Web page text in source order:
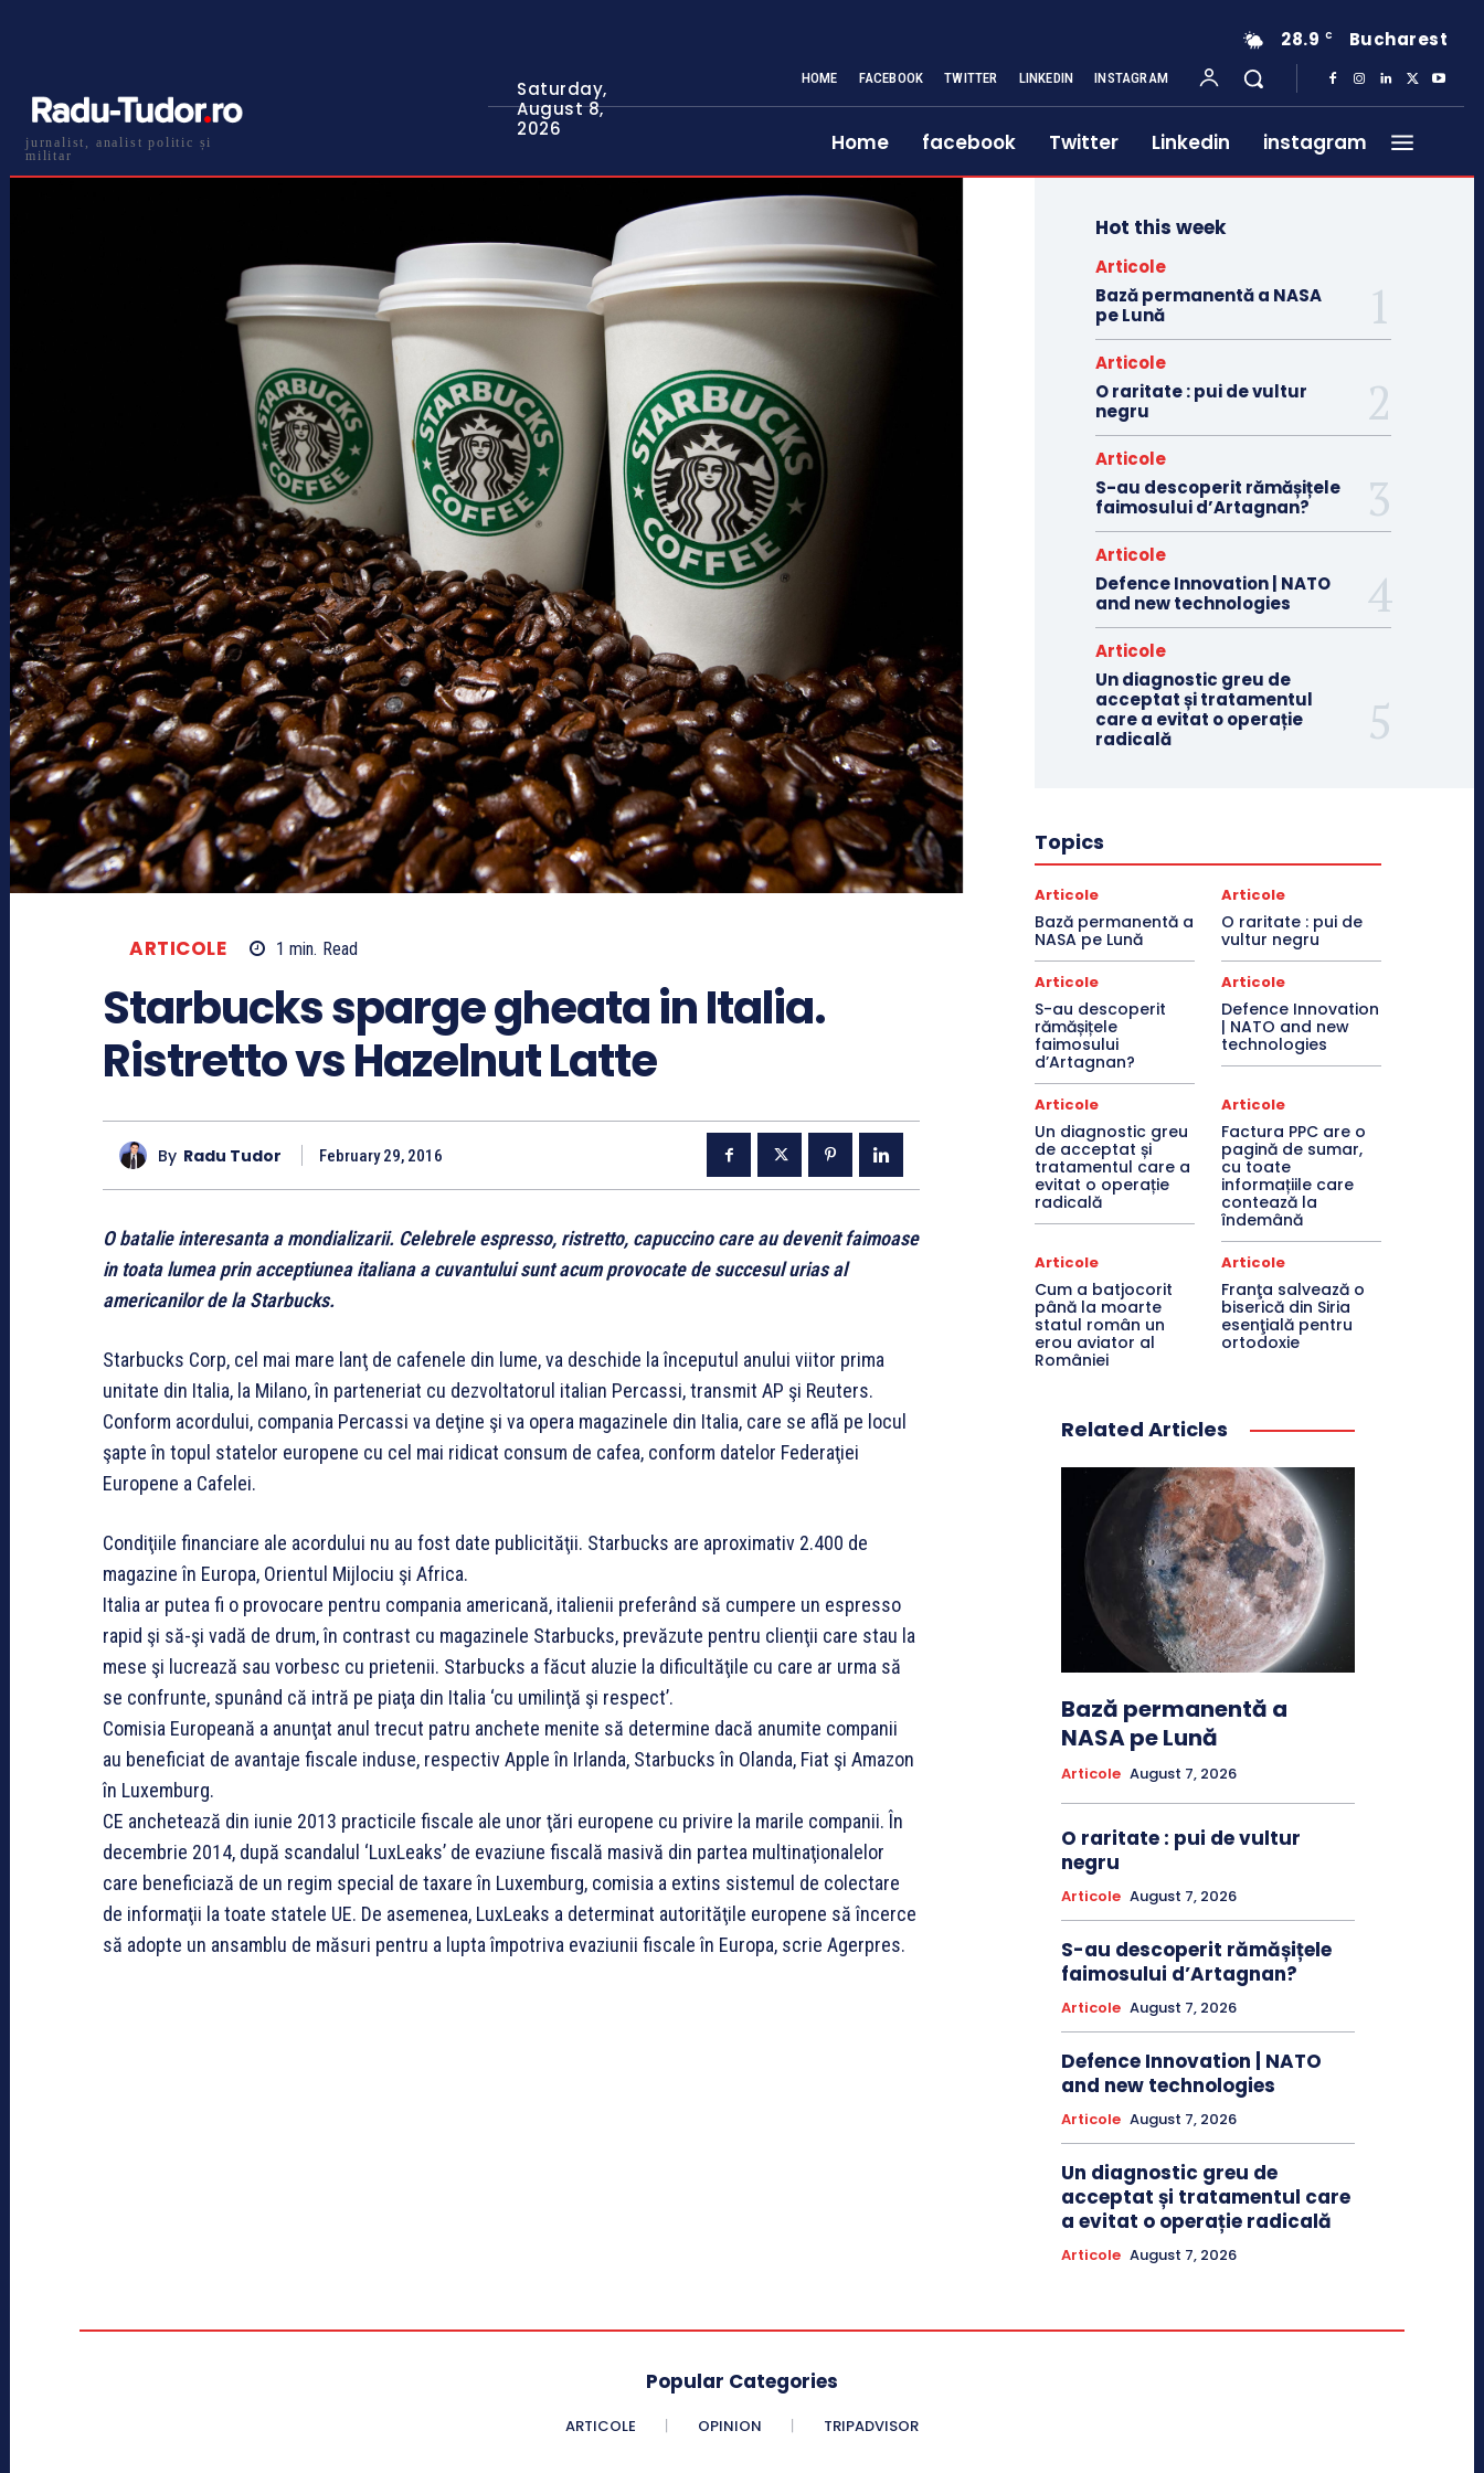
jurnalist, analist politic și
militar
Saturday,
August 8,
2026
28.9 C Bucharest
HOME FACEBOOK TWITTER LINKEDIN INSTAGRAM
Home facebook Twitter Linkedin instagram
ARTICOLE 1 min. Read
Starbucks sparge gheata in Italia.
Ristretto vs Hazelnut Latte
By Radu Tudor February 29, 2016
O batalie interesanta a mondializarii. Celebrele espresso, ristretto, capuccino care au devenit faimoase
in toata lumea prin acceptiunea italiana a cuvantului sunt acum provocate de succesul urias al
americanilor de la Starbucks.
Starbucks Corp, cel mai mare lanţ de cafenele din lume, va deschide la începutul anului viitor prima
unitate din Italia, la Milano, în parteneriat cu dezvoltatorul italian Percassi, transmit AP şi Reuters.
Conform acordului, compania Percassi va deţine şi va opera magazinele din Italia, care se află pe locul
şapte în topul statelor europene cu cel mai ridicat consum de cafea, conform datelor Federaţiei
Europene a Cafelei.
Condiţiile financiare ale acordului nu au fost date publicităţii. Starbucks are aproximativ 2.400 de
magazine în Europa, Orientul Mijlociu şi Africa.
Italia ar putea fi o provocare pentru compania americană, italienii preferând să cumpere un espresso
rapid şi să-şi vadă de drum, în contrast cu magazinele Starbucks, prevăzute pentru clienţii care stau la
mese şi lucrează sau vorbesc cu prietenii. Starbucks a făcut aluzie la dificultăţile cu care ar urma să
se confrunte, spunând că intră pe piaţa din Italia ‘cu umilinţă şi respect’.
Comisia Europeană a anunţat anul trecut patru anchete menite să determine dacă anumite companii
au beneficiat de avantaje fiscale induse, respectiv Apple în Irlanda, Starbucks în Olanda, Fiat şi Amazon
în Luxemburg.
CE anchetează din iunie 2013 practicile fiscale ale unor ţări europene cu privire la marile companii. În
decembrie 2014, după scandalul ‘LuxLeaks’ de evaziune fiscală masivă din partea multinaţionalelor
care beneficiază de un regim special de taxare în Luxemburg, comisia a extins sistemul de colectare
de informaţii la toate statele UE. De asemenea, LuxLeaks a determinat autorităţile europene să încerce
să adopte un ansamblu de măsuri pentru a lupta împotriva evaziunii fiscale în Europa, scrie Agerpres.
Hot this week
Articole
Bază permanentă a NASA
pe Lună
Articole
O raritate : pui de vultur
negru
Articole
S-au descoperit rămășițele
faimosului d’Artagnan?
Articole
Defence Innovation | NATO
and new technologies
Articole
Un diagnostic greu de
acceptat și tratamentul
care a evitat o operație
radicală
Topics
Articole
Bază permanentă a
NASA pe Lună
Articole
O raritate : pui de
vultur negru
Articole
S-au descoperit
rămășițele
faimosului
d’Artagnan?
Articole
Defence Innovation
| NATO and new
technologies
Articole
Un diagnostic greu
de acceptat și
tratamentul care a
evitat o operație
radicală
Articole
Factura PPC are o
pagină de sumar,
cu toate
informațiile care
contează la
îndemână
Articole
Cum a batjocorit
până la moarte
statul român un
erou aviator al
României
Articole
Franţa salvează o
biserică din Siria
esenţială pentru
ortodoxie
Related Articles
Bază permanentă a
NASA pe Lună
Articole August 7, 2026
O raritate : pui de vultur
negru
Articole August 7, 2026
S-au descoperit rămășițele
faimosului d’Artagnan?
Articole August 7, 2026
Defence Innovation | NATO
and new technologies
Articole August 7, 2026
Un diagnostic greu de
acceptat și tratamentul care
a evitat o operație radicală
Articole August 7, 2026
Popular Categories
ARTICOLE OPINION TRIPADVISOR